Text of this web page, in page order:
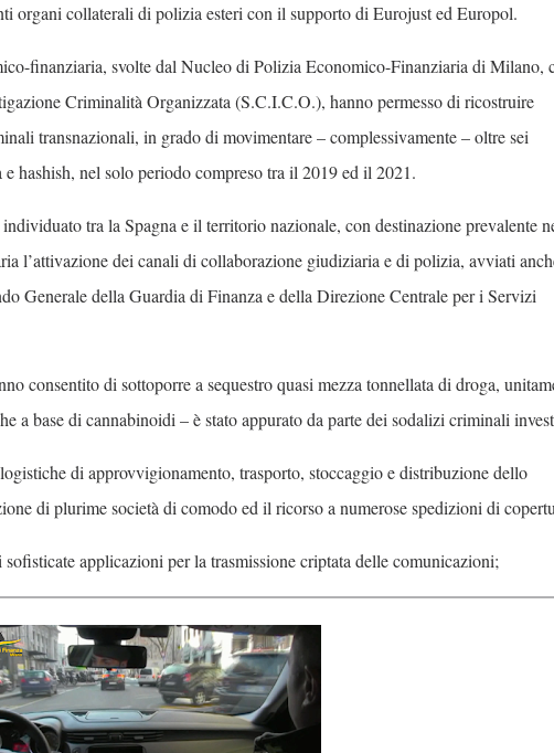
organi collaterali di polizia esteri con il supporto di Eurojust ed Europol.
finanziaria, svolte dal Nucleo di Polizia Economico-Finanziaria di Milano,
Criminalità Organizzata (S.C.I.C.O.), hanno permesso di ricostruire
transnazionali, in grado di movimentare – complessivamente – oltre sei
hashish, nel solo periodo compreso tra il 2019 ed il 2021.
tra la Spagna e il territorio nazionale, con destinazione prevalente
l’attivazione dei canali di collaborazione giudiziaria e di polizia, avviati
Generale della Guardia di Finanza e della Direzione Centrale per i Servizi
consentito di sottoporre a sequestro quasi mezza tonnellata di droga,
a base di cannabinoidi – è stato appurato da parte dei sodalizi criminali
di approvvigionamento, trasporto, stoccaggio e distribuzione dello
di plurime società di comodo ed il ricorso a numerose spedizioni di
applicazioni per la trasmissione criptata delle comunicazioni;